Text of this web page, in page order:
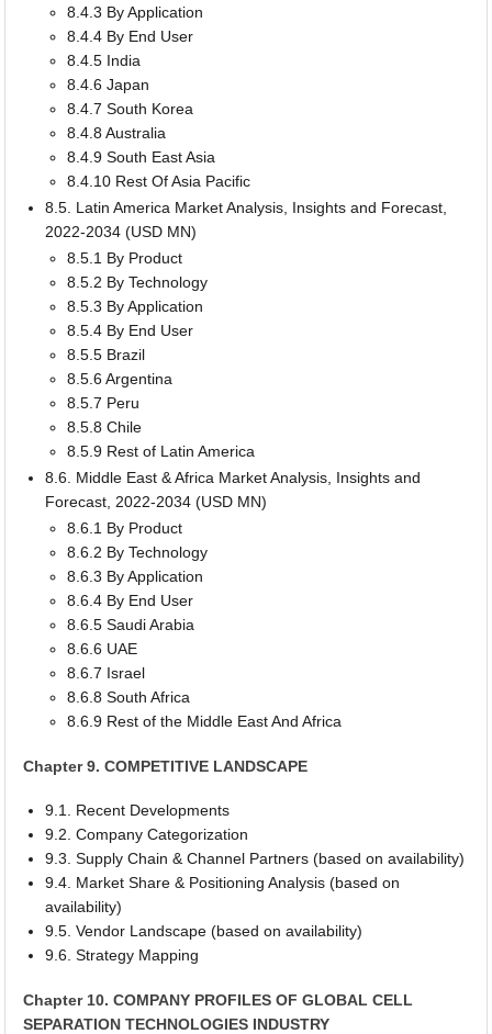
8.4.3 By Application
8.4.4 By End User
8.4.5 India
8.4.6 Japan
8.4.7 South Korea
8.4.8 Australia
8.4.9 South East Asia
8.4.10 Rest Of Asia Pacific
8.5. Latin America Market Analysis, Insights and Forecast,
2022-2034 (USD MN)
8.5.1 By Product
8.5.2 By Technology
8.5.3 By Application
8.5.4 By End User
8.5.5 Brazil
8.5.6 Argentina
8.5.7 Peru
8.5.8 Chile
8.5.9 Rest of Latin America
8.6. Middle East & Africa Market Analysis, Insights and
Forecast, 2022-2034 (USD MN)
8.6.1 By Product
8.6.2 By Technology
8.6.3 By Application
8.6.4 By End User
8.6.5 Saudi Arabia
8.6.6 UAE
8.6.7 Israel
8.6.8 South Africa
8.6.9 Rest of the Middle East And Africa
Chapter 9. COMPETITIVE LANDSCAPE
9.1. Recent Developments
9.2. Company Categorization
9.3. Supply Chain & Channel Partners (based on availability)
9.4. Market Share & Positioning Analysis (based on
availability)
9.5. Vendor Landscape (based on availability)
9.6. Strategy Mapping
Chapter 10. COMPANY PROFILES OF GLOBAL CELL
SEPARATION TECHNOLOGIES INDUSTRY